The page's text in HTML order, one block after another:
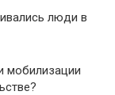
люди в
мобилизации